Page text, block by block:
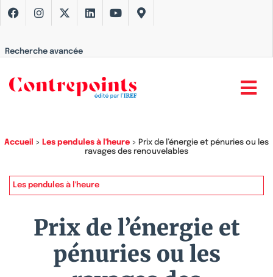
Recherche avancée
Accueil > Les pendules à l'heure > Prix de l’énergie et pénuries ou les
ravages des renouvelables
Les pendules à l'heure
Prix de l’énergie et
pénuries ou les